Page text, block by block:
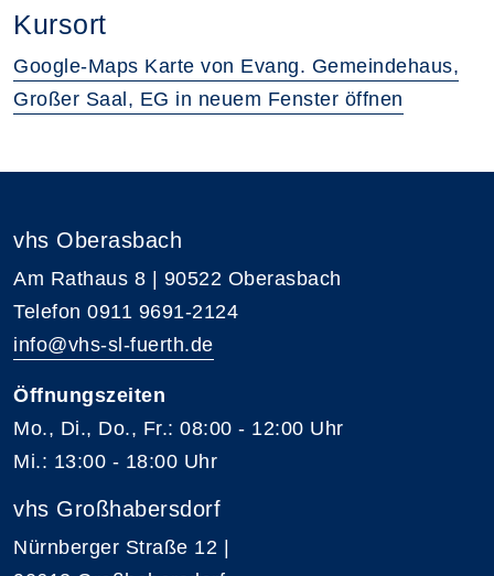
Kursort
Google-Maps Karte von Evang. Gemeindehaus,
Großer Saal, EG in neuem Fenster öffnen
vhs Oberasbach
Am Rathaus 8 | 90522 Oberasbach
Telefon 0911 9691-2124
info@vhs-sl-fuerth.de
Öffnungszeiten
Mo., Di., Do., Fr.: 08:00 - 12:00 Uhr
Mi.: 13:00 - 18:00 Uhr
vhs Großhabersdorf
Nürnberger Straße 12 |